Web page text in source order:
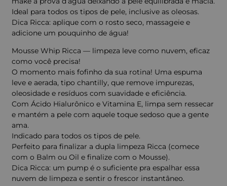
Ideal para todos os tipos de pele, inclusive as oleosas.
Dica Ricca: aplique com o rosto seco, massageie e
adicione um pouquinho de água!
Mousse Whip Ricca — limpeza leve como nuvem, eficaz
como você precisa!
O momento mais fofinho da sua rotina! Uma espuma
leve e aerada, tipo chantilly, que remove impurezas,
oleosidade e resíduos com suavidade e eficiência.
Com Ácido Hialurônico e Vitamina E, limpa sem ressecar
e mantém a pele com aquele toque sedoso que a gente
ama.
Indicado para todos os tipos de pele.
Perfeito para finalizar a dupla limpeza Ricca (comece
com o Balm ou Oil e finalize com o Mousse).
Dica Ricca: um pump é o suficiente pra espalhar essa
nuvem de limpeza e sentir o frescor instantâneo.